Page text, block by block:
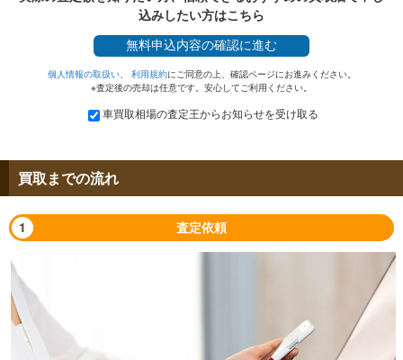
込みしたい方はこちら
無料申込内容の確認に進む
個人情報の取扱い、 利用規約にご同意の上、確認ページにお進みください。
※査定後の売却は任意です。安心してご利用ください。
車買取相場の査定王からお知らせを受け取る
買取までの流れ
1 査定依頼